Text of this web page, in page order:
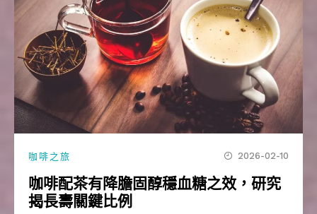
咖啡之旅 2026-02-10
咖啡配茶有降膽固醇穩血糖之效，研究
揭長壽關鍵比例